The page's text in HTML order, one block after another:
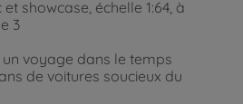
showcase, échelle 1:64, à
3
voyage dans le temps
de voitures soucieux du